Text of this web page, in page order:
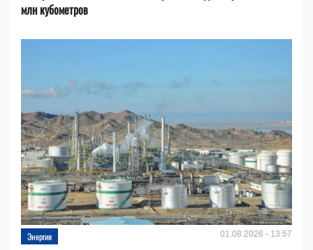
млн кубометров
Энергия 01.08.2026 - 13:57